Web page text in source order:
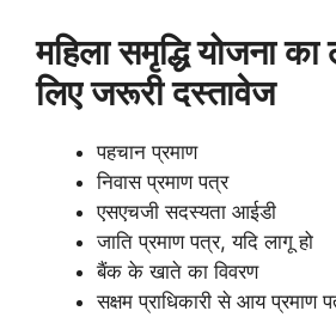
महिला समृद्धि योजना
लिए जरूरी दस्तावेज
पहचान प्रमाण
निवास प्रमाण पत्र
एसएचजी सदस्यता आईडी
जाति प्रमाण पत्र, यदि लागू हो
बैंक के खाते का विवरण
सक्षम प्राधिकारी से आय प्रमाण